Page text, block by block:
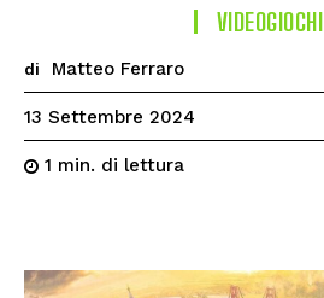
VIDEOGIOCHI
di Matteo Ferraro
13 Settembre 2024
1 min. di lettura